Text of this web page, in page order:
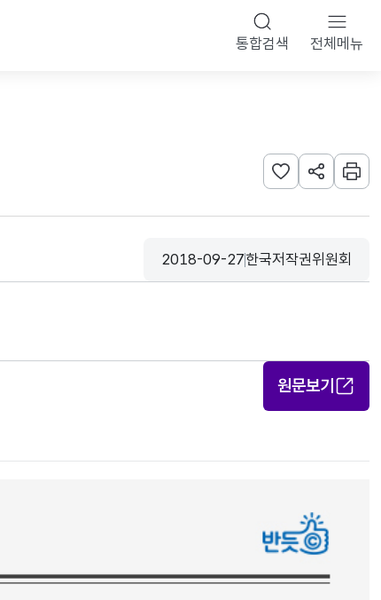
통합검색 전체메뉴
관심사 등록하기
URL 공유하
인쇄
등록일
2018-09-27
수집기관
한국저작권위원회
원문보기